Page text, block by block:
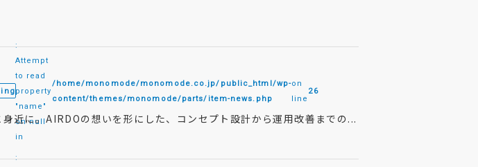
:
Attempt
to read
property
"name"
on null
in
/home/monomode/monomode.co.jp/public_html/wp-
content/themes/monomode/parts/item-news.php
on
line
26
身近に。AIRDOの想いを形にした、コンセプト設計から運用改善までの...
: